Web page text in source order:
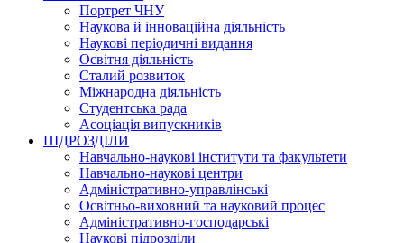
Портрет ЧНУ
Наукова й інноваційна діяльність
Наукові періодичні видання
Освітня діяльність
Сталий розвиток
Міжнародна діяльність
Студентська рада
Асоціація випускників
ПІДРОЗДІЛИ
Навчально-наукові інститути та факультети
Навчально-наукові центри
Адміністративно-управлінські
Освітньо-виховний та науковий процес
Адміністративно-господарські
Наукові підрозділи